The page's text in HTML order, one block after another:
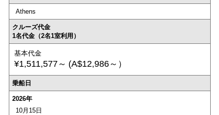
Athens
クルーズ代金
1名代金（2名1室利用）
基本代金
¥1,511,577～ (A$12,986～）
乗船日
2026年
10月15日